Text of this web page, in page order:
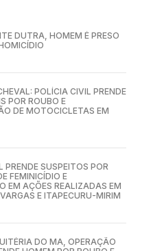
DUTRA, HOMEM É PRESO
POLÍCIA CIVIL PRENDE
POR ROUBO E
DE MOTOCICLETAS EM
PRENDE SUSPEITOS POR
FEMINICÍDIO E
EM AÇÕES REALIZADAS EM
E ITAPECURU-MIRIM
DO MA, OPERAÇÃO